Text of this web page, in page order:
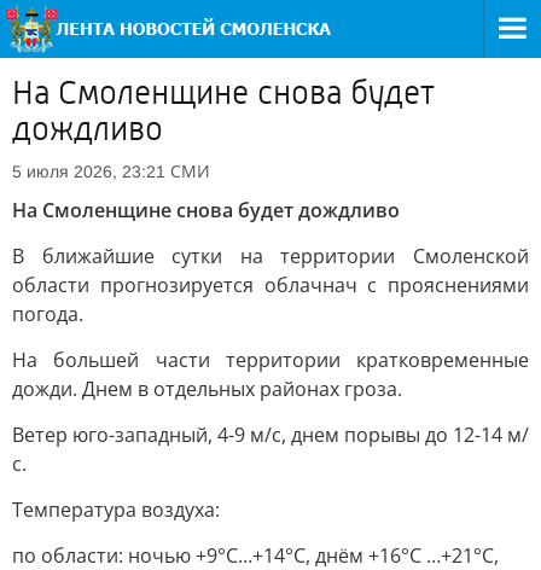
На Смоленщине снова будет
дождливо
5 июля 2026, 23:21 СМИ
На Смоленщине снова будет дождливо
В ближайшие сутки на территории Смоленской
области прогнозируется облачнач с прояснениями
погода.
На большей части территории кратковременные
дожди. Днем в отдельных районах гроза.
Ветер юго-западный, 4-9 м/с, днем порывы до 12-14 м/
с.
Температура воздуха:
по области: ночью +9°С…+14°С, днём +16°С …+21°С,